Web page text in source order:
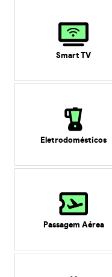
Smart TV
Eletrodomésticos
Passagem Aérea